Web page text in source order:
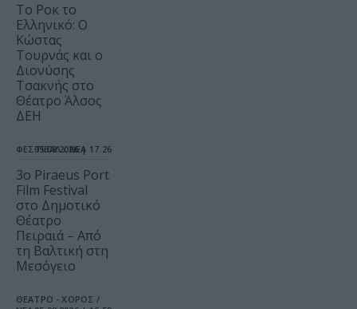
Το Ροκ το
Ελληνικό: Ο
Κώστας
Τουρνάς και ο
Διονύσης
Τσακνής στο
Θέατρο Άλσος
ΔΕΗ
ΦΕΣΤΙΒΑΛ / ΝΕΑ
05.08.2026 | 17.26
3o Piraeus Port
Film Festival
στο Δημοτικό
Θέατρο
Πειραιά – Από
τη Βαλτική στη
Μεσόγειο
ΘΕΑΤΡΟ - ΧΟΡΟΣ /